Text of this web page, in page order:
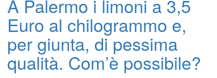
A Palermo i limoni a 3,5
Euro al chilogrammo e,
per giunta, di pessima
qualità. Com’è possibile?